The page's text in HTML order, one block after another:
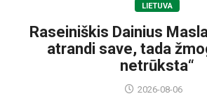
LIETUVA
Raseiniškis Dainius
atrandi save, tada
netrūksta“
2026-08-06